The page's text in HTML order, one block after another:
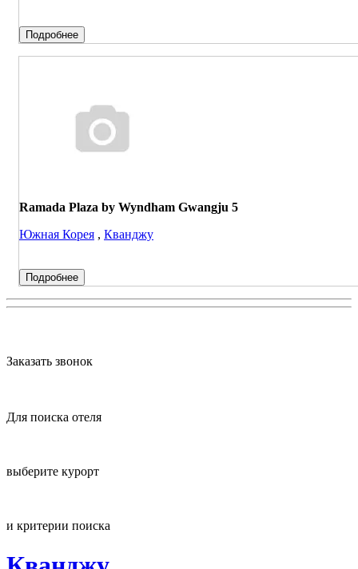
Подробнее
Ramada Plaza by Wyndham Gwangju 5
Южная Корея , Кванджу
Подробнее
Заказать звонок
Для поиска отеля
выберите курорт
и критерии поиска